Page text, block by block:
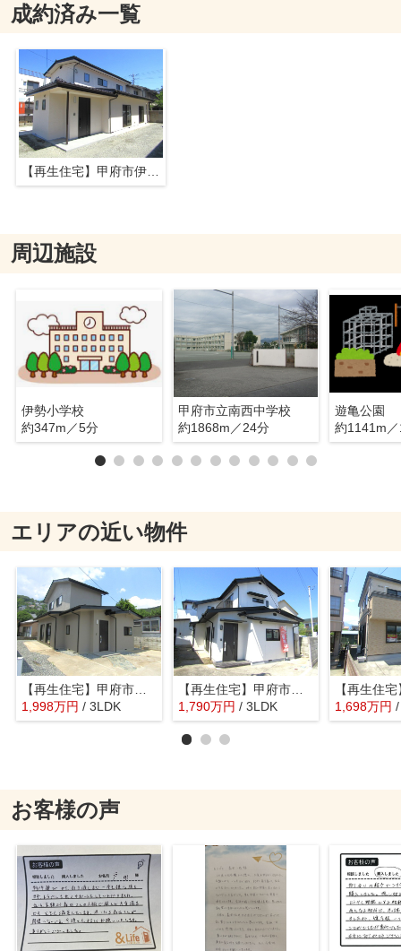
成約済み一覧
【再生住宅】甲府市伊勢3丁目
周辺施設
伊勢小学校
約347m／5分
甲府市立南西中学校
約1868m／24分
遊亀公園
約1141m
エリアの近い物件
【再生住宅】甲府市東光寺3丁目
1,998万円 / 3LDK
【再生住宅】甲府市池田1丁目
1,790万円 / 3LDK 1,698万円
お客様の声